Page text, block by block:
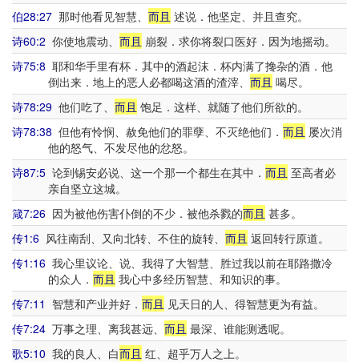
伯28:27 那时他看见智慧、 而且 述说．他坚定、并且查究。
诗60:2 你使地震动、 而且 崩裂．求你将裂口医好．因为地摇动。
诗75:8 耶和华手里有杯．其中的酒起沫．杯内满了搀杂的酒．他
倒出来．地上的恶人必都喝这酒的渣滓、 而且 喝尽。
诗78:29 他们吃了、 而且 饱足．这样、就随了他们所欲的。
诗78:38 但他有怜悯、赦免他们的罪孽、不灭绝他们． 而且 屡次消
他的怒气、不发尽他的忿怒。
诗87:5 论到锡安必说、这一个那一个都生在其中． 而且 至高者必
亲自坚立这城。
箴7:26 因为被他伤害仆倒的不少．被他杀戮的而且 甚多。
传1:6 风往南刮、又向北转、不住的旋转、 而且 返回转行原道。
传1:16 我心里议论、说、我得了大智慧、胜过我以前在耶路撒冷
的众人． 而且 我心中多经历智慧、和知识的事。
传7:11 智慧和产业并好． 而且 见天日的人、得智慧更为有益。
传7:24 万事之理、离我甚远、 而且 最深、谁能测透呢。
歌5:10 我的良人、白而且 红、超乎万人之上。